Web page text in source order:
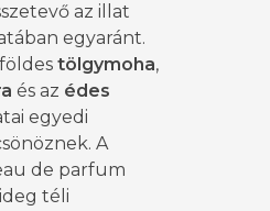
az illat
egyaránt.
tölgymoha,
és az édes
egyedi
A
de parfum
téli